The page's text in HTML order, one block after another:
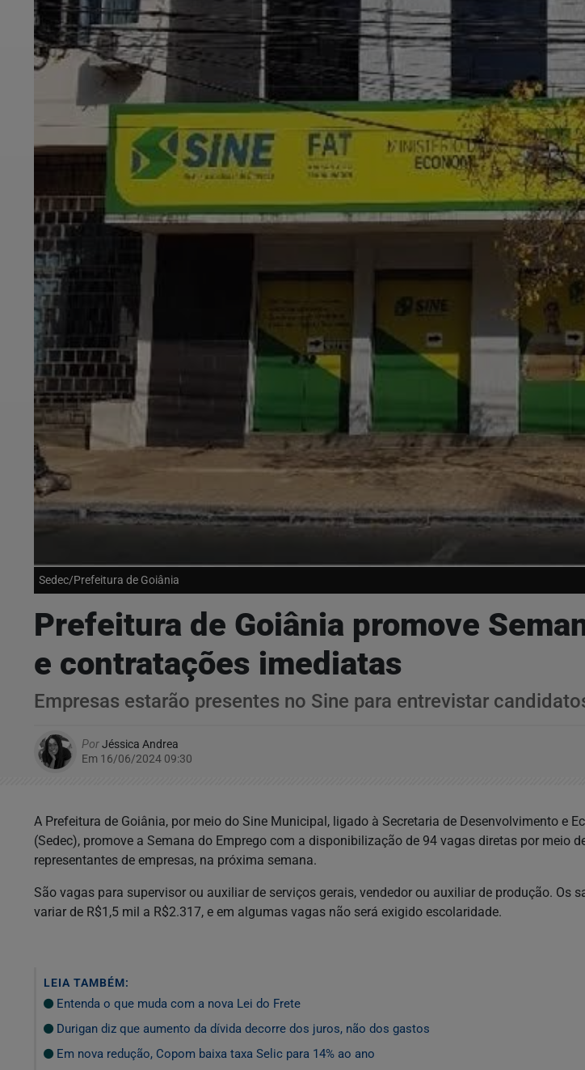
Sedec/Prefeitura de Goiânia
Prefeitura de Goiânia promove
e contratações imediatas
Empresas estarão presentes no Sine para entrevistar
PorJéssica Andrea
Em 16/06/2024 09:30
A Prefeitura de Goiânia, por meio do Sine Municipal, ligado à Secretaria de Desenvolvimento e
(Sedec), promove a Semana do Emprego com a disponibilização de 94 vagas diretas por meio
representantes de empresas, na próxima semana.
São vagas para supervisor ou auxiliar de serviços gerais, vendedor ou auxiliar de produção. Os
variar de R$1,5 mil a R$2.317, e em algumas vagas não será exigido escolaridade.
LEIA TAMBÉM:
Entenda o que muda com a nova Lei do Frete
Durigan diz que aumento da dívida decorre dos juros, não dos gastos
Em nova redução, Copom baixa taxa Selic para 14% ao ano